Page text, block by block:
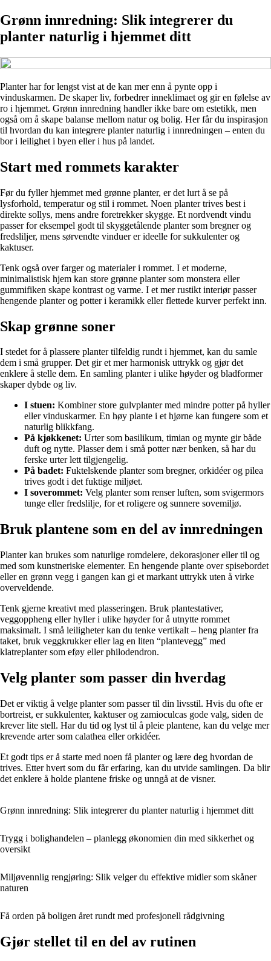
Grønn innredning: Slik integrerer du
planter naturlig i hjemmet ditt
Planter har for lengst vist at de kan mer enn å pynte opp i
vinduskarmen. De skaper liv, forbedrer inneklimaet og gir en følelse av
ro i hjemmet. Grønn innredning handler ikke bare om estetikk, men
også om å skape balanse mellom natur og bolig. Her får du inspirasjon
til hvordan du kan integrere planter naturlig i innredningen – enten du
bor i leilighet i byen eller i hus på landet.
Start med rommets karakter
Før du fyller hjemmet med grønne planter, er det lurt å se på
lysforhold, temperatur og stil i rommet. Noen planter trives best i
direkte sollys, mens andre foretrekker skygge. Et nordvendt vindu
passer for eksempel godt til skyggetålende planter som bregner og
fredsliljer, mens sørvendte vinduer er ideelle for sukkulenter og
kaktuser.
Tenk også over farger og materialer i rommet. I et moderne,
minimalistisk hjem kan store grønne planter som monstera eller
gummifiken skape kontrast og varme. I et mer rustikt interiør passer
hengende planter og potter i keramikk eller flettede kurver perfekt inn.
Skap grønne soner
I stedet for å plassere planter tilfeldig rundt i hjemmet, kan du samle
dem i små grupper. Det gir et mer harmonisk uttrykk og gjør det
enklere å stelle dem. En samling planter i ulike høyder og bladformer
skaper dybde og liv.
I stuen: Kombiner store gulvplanter med mindre potter på hyller
eller vinduskarmer. En høy plante i et hjørne kan fungere som et
naturlig blikkfang.
På kjøkkenet: Urter som basilikum, timian og mynte gir både
duft og nytte. Plasser dem i små potter nær benken, så har du
ferske urter lett tilgjengelig.
På badet: Fuktelskende planter som bregner, orkidéer og pilea
trives godt i det fuktige miljøet.
I soverommet: Velg planter som renser luften, som svigermors
tunge eller fredslilje, for et roligere og sunnere sovemiljø.
Bruk plantene som en del av innredningen
Planter kan brukes som naturlige romdelere, dekorasjoner eller til og
med som kunstneriske elementer. En hengende plante over spisebordet
eller en grønn vegg i gangen kan gi et markant uttrykk uten å virke
overveldende.
Tenk gjerne kreativt med plasseringen. Bruk plantestativer,
veggoppheng eller hyller i ulike høyder for å utnytte rommet
maksimalt. I små leiligheter kan du tenke vertikalt – heng planter fra
taket, bruk veggkrukker eller lag en liten “plantevegg” med
klatreplanter som eføy eller philodendron.
Velg planter som passer din hverdag
Det er viktig å velge planter som passer til din livsstil. Hvis du ofte er
bortreist, er sukkulenter, kaktuser og zamioculcas gode valg, siden de
krever lite stell. Har du tid og lyst til å pleie plantene, kan du velge mer
krevende arter som calathea eller orkidéer.
Et godt tips er å starte med noen få planter og lære deg hvordan de
trives. Etter hvert som du får erfaring, kan du utvide samlingen. Da blir
det enklere å holde plantene friske og unngå at de visner.
Grønn innredning: Slik integrerer du planter naturlig i hjemmet ditt
Trygg i bolighandelen – planlegg økonomien din med sikkerhet og
oversikt
Miljøvennlig rengjøring: Slik velger du effektive midler som skåner
naturen
Få orden på boligen året rundt med profesjonell rådgivning
Gjør stellet til en del av rutinen